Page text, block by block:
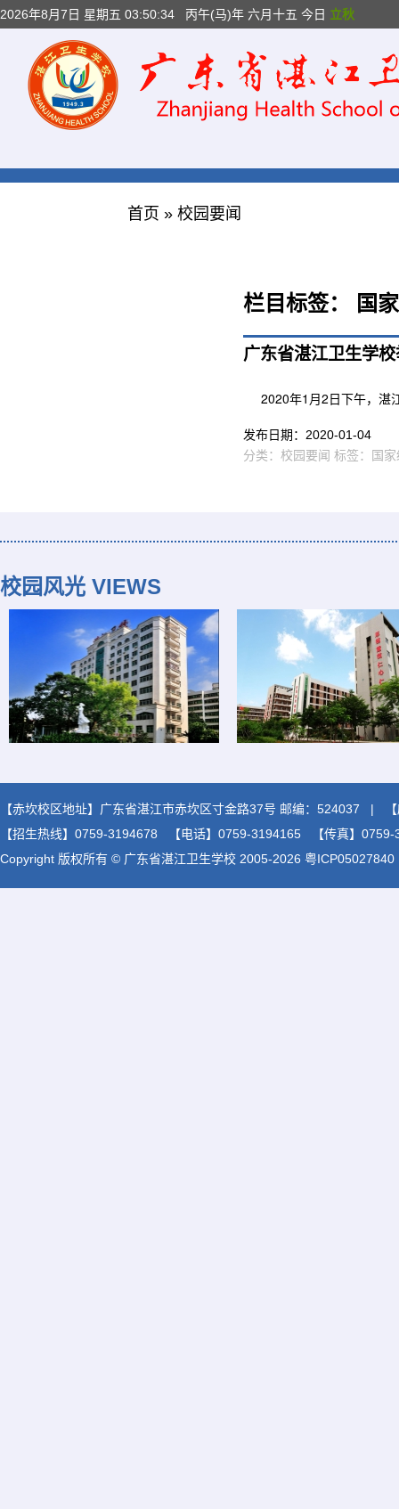
2026年8月7日 星期五 03:50:35 丙午(马)年 六月十五 今日 立秋
首页 » 校园要闻
栏目标签： 国
广东省湛江卫生学
2020年1月2日下午，湛
发布日期： 2020-01-04
分类： 校园要闻 标签： 国
校园风光 VIEWS
【赤坎校区地址】广东省湛江市赤坎区寸金路37号 邮编：524037 |
【招生热线】0759-3194678 【电话】0759-3194165 【传真】
Copyright 版权所有 © 广东省湛江卫生学校 2005-2026 粤ICP05027840